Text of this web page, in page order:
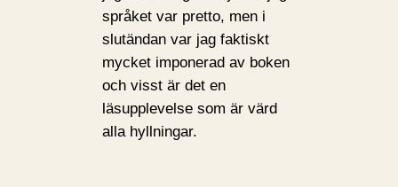
språket var pretto, men i
slutändan var jag faktiskt
mycket imponerad av boken
och visst är det en
läsupplevelse som är värd
alla hyllningar.